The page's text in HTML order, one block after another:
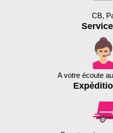
CB,
A votre écoute au